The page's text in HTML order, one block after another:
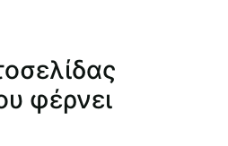
φέρνει